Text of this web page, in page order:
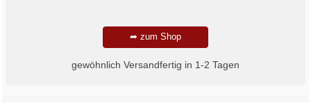
➦ zum Shop
gewöhnlich Versandfertig in 1-2 Tagen